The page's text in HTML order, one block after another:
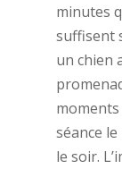
minutes
suffisent
un chien
séance
le soir.